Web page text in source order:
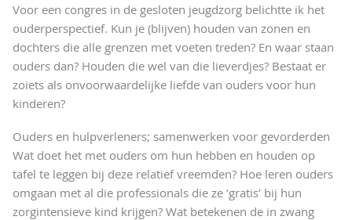
Voor een congres in de gesloten jeugdzorg belichtte ik het
ouderperspectief. Kun je (blijven) houden van zonen en
dochters die alle grenzen met voeten treden? En waar staan
ouders dan? Houden die wel van die lieverdjes? Bestaat er
zoiets als onvoorwaardelijke liefde van ouders voor hun
kinderen?
Ouders en hulpverleners; samenwerken voor gevorderden
Wat doet het met ouders om hun hebben en houden op
tafel te leggen bij deze relatief vreemden? Hoe leren ouders
omgaan met al die professionals die ze ‘gratis’ bij hun
zorgintensieve kind krijgen? Wat betekenen de in zwang